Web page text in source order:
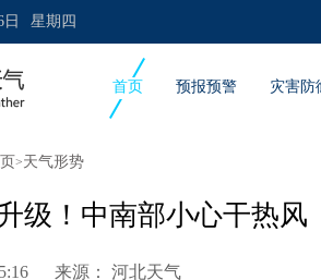
星期四
首页 预报预警 灾害防
>天气形势
级！中南部小心干热风
来源： 河北天气